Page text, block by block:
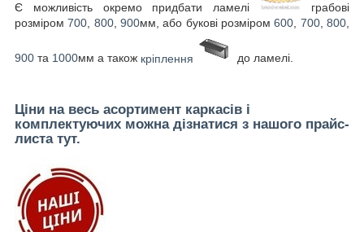
Є можливість окремо придбати ламелі
грабові
розміром700, 800,900мм, або букові розміром600, 700,800,
900 та 1000мм а також кріплення до ламелі.
Ціни на весь асортимент каркасів і
комплектуючих можна дізнатися з нашого прайс-
листа тут.